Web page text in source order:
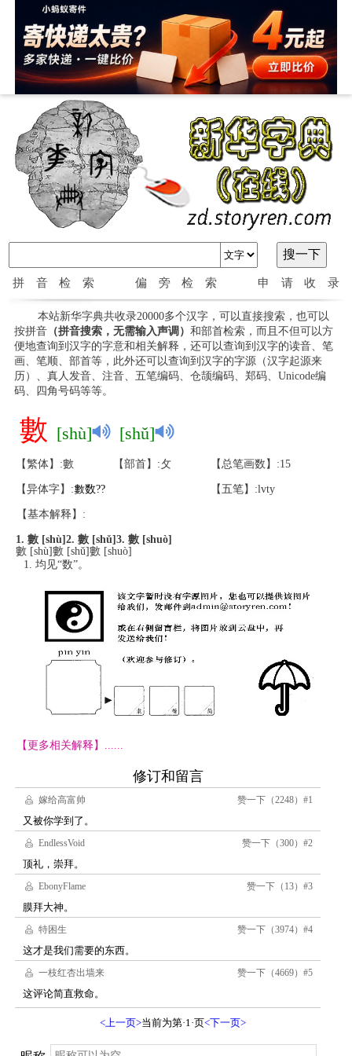
拼音检索 偏旁检索 申请收录
本站新华字典共收录20000多个汉字，可以直接搜索，也可以
按拼音（拼音搜索，无需输入声调） 和部首检索，而且不但可以方
便地查询到汉字的字意和相关解释，还可以查询到汉字的读音、笔
画、笔顺、部首等，此外还可以查询到汉字的字源（汉字起源来
历）、真人发音、注音、五笔编码、仓颉编码、郑码、Unicode编
码、四角号码等等。
數 [shù] [shǔ]
【繁体】:數 【部首】:攵 【总笔画数】:15
【异体字】:數数?? 【五笔】:lvty
【基本解释】:
1. 數 [shù] 2. 數 [shǔ] 3. 數 [shuò]
數 [shù]數 [shǔ]數 [shuò]
均见“数”。
【更多相关解释】......